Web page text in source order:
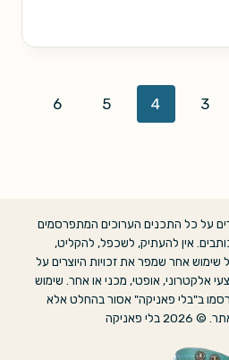
3
4
5
6
על כל התכנים הערוכים המתפרסמים
אין להעתיק, לשכפל, להקליט,
אחר שמפר את זכויות היוצרים על
אלקטרוני, אופטי, מכני או אחר. שימוש
ב"בלי פאניקה" אסור בהחלט אלא
פאניקה